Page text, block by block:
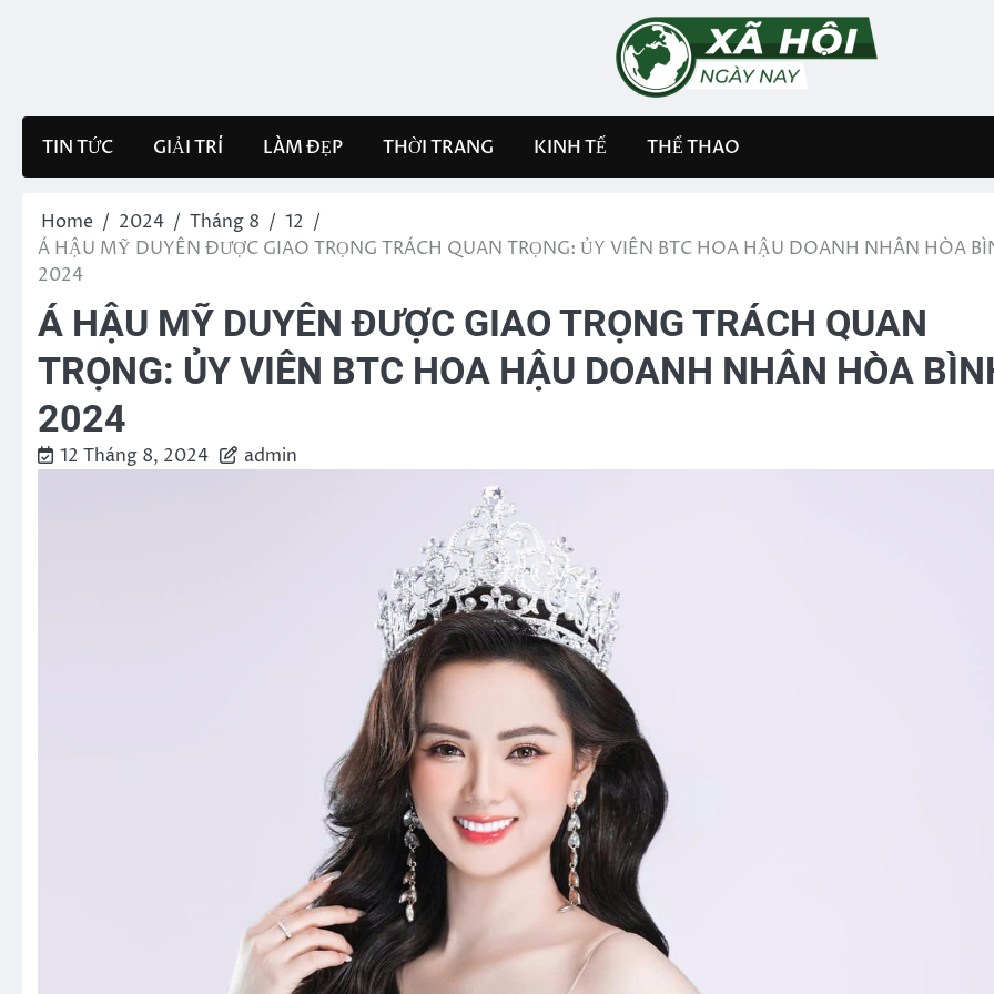
TIN TỨC GIẢI TRÍ LÀM ĐẸP THỜI TRANG KINH TẾ THỂ THAO
Home 2024 Tháng 8
12
Á HẬU MỸ DUYÊN ĐƯỢC GIAO TRỌNG TRÁCH QUAN TRỌNG: ỦY VIÊN BTC HOA HẬU DOANH NHÂN HÒA
2024
Á HẬU MỸ DUYÊN ĐƯỢC GIAO TRỌNG TRÁCH QUAN
TRỌNG: ỦY VIÊN BTC HOA HẬU DOANH NHÂN HÒA
2024
12 Tháng 8, 2024 admin